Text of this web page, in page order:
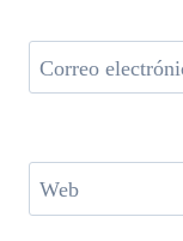
Correo
Web